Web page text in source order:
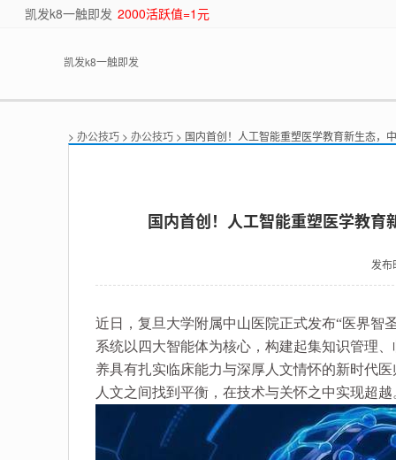
凯发k8一触即发 2000活跃值=1元
凯发k8一触即发
> 办公技巧 > 办公技巧 > 国内首创！人工智能重塑医学教育新生态，
国内首创！人工智能重塑医学教
发布
近日，复旦大学附属中山医院正式发布“医界
系统以四大智能体为核心，构建起集知识管理
养具有扎实临床能力与深厚人文情怀的新时代
人文之间找到平衡，在技术与关怀之中实现超越